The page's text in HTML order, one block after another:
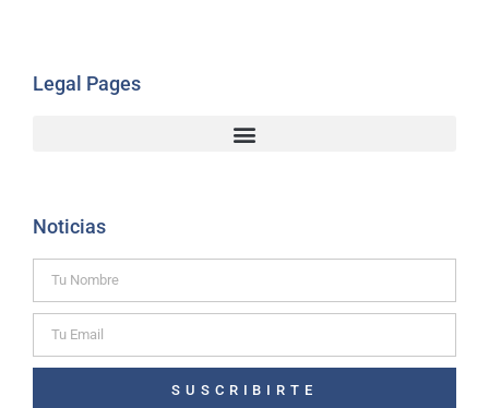
Legal Pages
Noticias
SUSCRIBIRTE